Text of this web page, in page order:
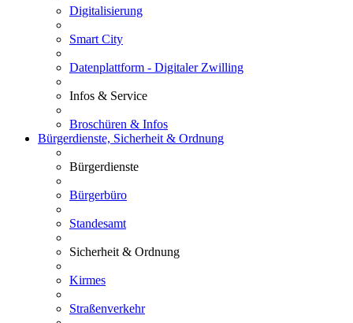
Digitalisierung
Smart City
Datenplattform - Digitaler Zwilling
Infos & Service
Broschüren & Infos
Bürgerdienste, Sicherheit & Ordnung
Bürgerdienste
Bürgerbüro
Standesamt
Sicherheit & Ordnung
Kirmes
Straßenverkehr